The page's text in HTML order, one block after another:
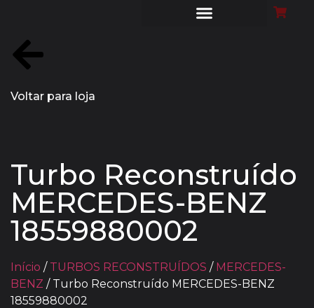
Voltar para loja
Turbo Reconstruído
MERCEDES-BENZ
18559880002
Início / TURBOS RECONSTRUÍDOS / MERCEDES-
BENZ / Turbo Reconstruído MERCEDES-BENZ
18559880002